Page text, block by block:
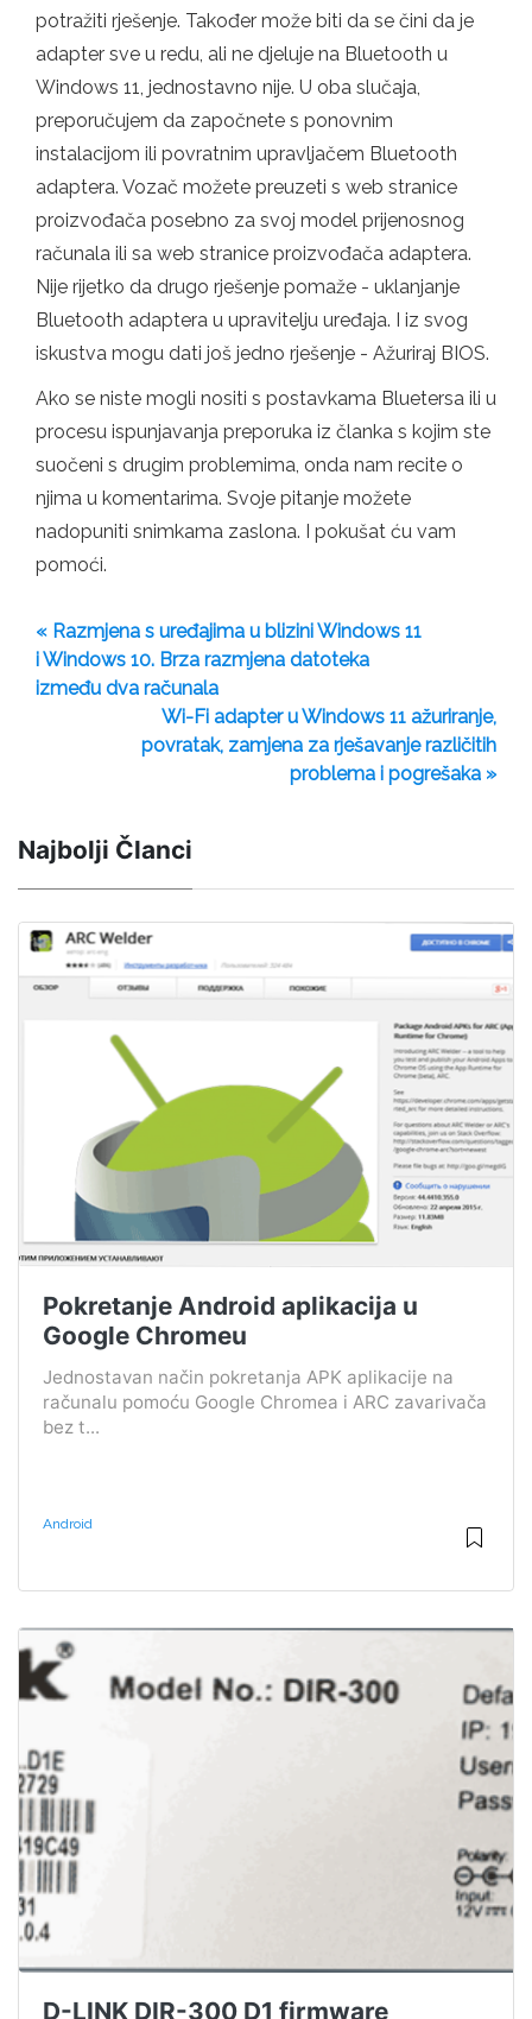
potražiti rješenje. Također može biti da se čini da je
adapter sve u redu, ali ne djeluje na Bluetooth u
Windows 11, jednostavno nije. U oba slučaja,
preporučujem da započnete s ponovnim
instalacijom ili povratnim upravljačem Bluetooth
adaptera. Vozač možete preuzeti s web stranice
proizvođača posebno za svoj model prijenosnog
računala ili sa web stranice proizvođača adaptera.
Nije rijetko da drugo rješenje pomaže - uklanjanje
Bluetooth adaptera u upravitelju uređaja. I iz svog
iskustva mogu dati još jedno rješenje - Ažuriraj BIOS.
Ako se niste mogli nositi s postavkama Bluetersa ili u
procesu ispunjavanja preporuka iz članka s kojim ste
suočeni s drugim problemima, onda nam recite o
njima u komentarima. Svoje pitanje možete
nadopuniti snimkama zaslona. I pokušat ću vam
pomoći.
« Razmjena s uređajima u blizini Windows 11
i Windows 10. Brza razmjena datoteka
između dva računala
Wi-Fi adapter u Windows 11 ažuriranje,
povratak, zamjena za rješavanje različitih
problema i pogrešaka »
Najbolji Članci
Pokretanje Android aplikacija u
Google Chromeu
Jednostavan način pokretanja APK aplikacije na
računalu pomoću Google Chromea i ARC zavarivača
bez t...
Android
D-LINK DIR-300 D1 firmware